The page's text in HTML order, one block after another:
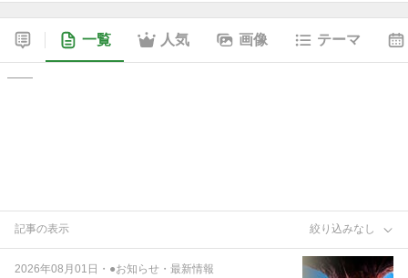
一覧 人気 画像 テーマ
記事の表示 絞り込みなし
2026年08月01日 ・ ●お知らせ・最新情報